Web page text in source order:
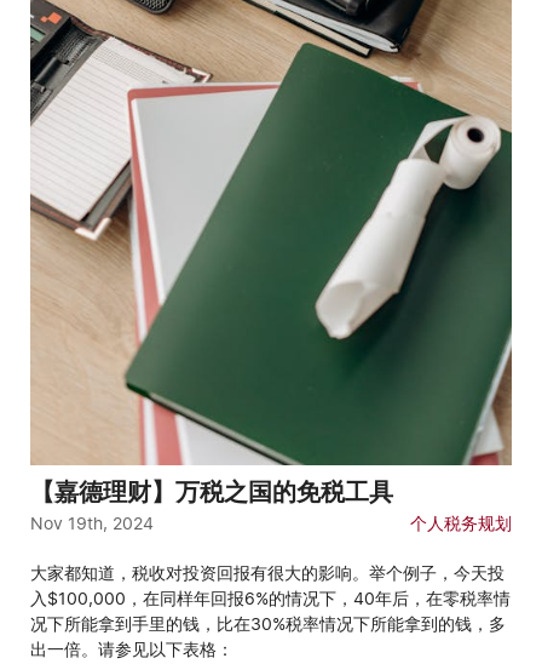
【嘉德理财】万税之国的免税工具
Nov 19th, 2024 个人税务规划
大家都知道，税收对投资回报有很大的影响。举个例子，今天投
入$100,000，在同样年回报6%的情况下，40年后，在零税率情
况下所能拿到手里的钱，比在30%税率情况下所能拿到的钱，多
出一倍。请参见以下表格：